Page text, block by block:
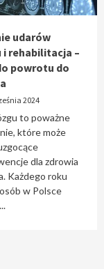
udarów
i rehabilitacja –
powrotu do
2024
to poważne
które może
dla zdrowia
Każdego roku
w Polsce